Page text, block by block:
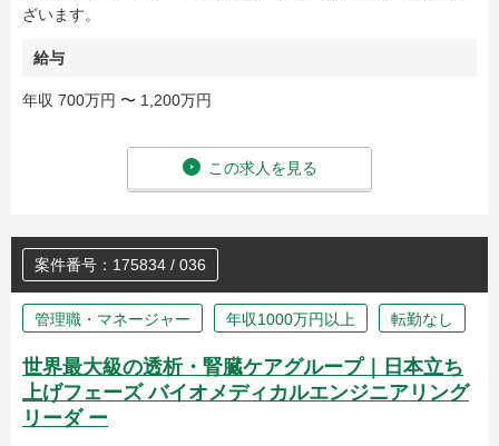
ざいます。
給与
年収 700万円 〜 1,200万円
この求人を見る
案件番号：175834 / 036
管理職・マネージャー 年収1000万円以上 転勤なし
世界最大級の透析・腎臓ケアグループ｜日本立ち
上げフェーズ バイオメディカルエンジニアリング
リーダ ー